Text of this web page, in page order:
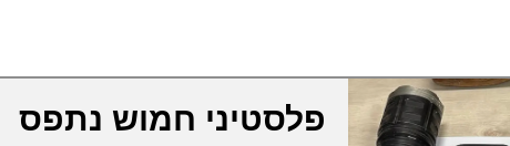
פלסטיני חמוש נתפס